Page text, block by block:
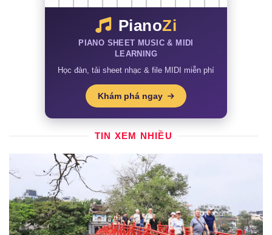
PianoZi
PIANO SHEET MUSIC & MIDI
LEARNING
Học đàn, tải sheet nhạc & file MIDI miễn phí
Khám phá ngay
TIN XEM NHIỀU